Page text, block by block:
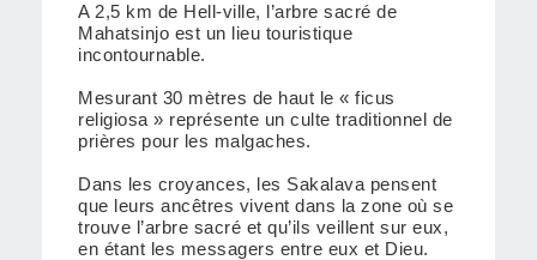
A 2,5 km de Hell-ville, l’arbre sacré de
Mahatsinjo est un lieu touristique
incontournable.
Mesurant 30 mètres de haut le « ficus
religiosa » représente un culte traditionnel de
prières pour les malgaches.
Dans les croyances, les Sakalava pensent
que leurs ancêtres vivent dans la zone où se
trouve l’arbre sacré et qu’ils veillent sur eux,
en étant les messagers entre eux et Dieu.